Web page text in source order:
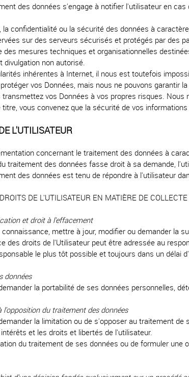
des données s'engage à notifier l'utilisateur en
la confidentialité ou la sécurité des données à
sur des serveurs sécurisés et protégés par des
des mesures techniques et organisationnelles
non autorisé.
inhérentes à Internet, il nous est toutefois
vos Données, mais nous ne pouvons garantir
transmettez vos Données à vos propres risques.
vous convenez que la sécurité de vos
L'UTILISATEUR
concernant le traitement des données à
traitement des données fasse droit à sa demande,
des données est tenu de répondre à l'utilisateur
DE L'UTILISATEUR EN MATIÈRE DE
et droit à l'effacement
mettre à jour, modifier ou demander la
des droits de l'Utilisateur peut être adressée au
le plus tôt possible et toujours dans un délai
données
la portabilité de ses données personnelles,
du traitement des données
la limitation ou de s'opposer au traitement
et les droits et libertés de l'utilisateur.
du traitement de ses données ou de formuler